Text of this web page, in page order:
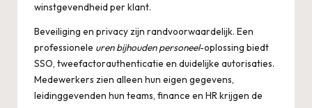
winstgevendheid per klant.
Beveiliging en privacy zijn randvoorwaardelijk. Een
professionele uren bijhouden personeel-oplossing biedt
SSO, tweefactorauthenticatie en duidelijke autorisaties.
Medewerkers zien alleen hun eigen gegevens,
leidinggevenden hun teams, finance en HR krijgen de